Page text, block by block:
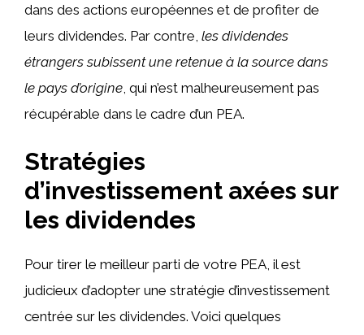
dans des actions européennes et de profiter de
leurs dividendes. Par contre, les dividendes
étrangers subissent une retenue à la source dans
le pays d’origine , qui n’est malheureusement pas
récupérable dans le cadre d’un PEA.
Stratégies
d’investissement axées sur
les dividendes
Pour tirer le meilleur parti de votre PEA, il est
judicieux d’adopter une stratégie d’investissement
centrée sur les dividendes. Voici quelques